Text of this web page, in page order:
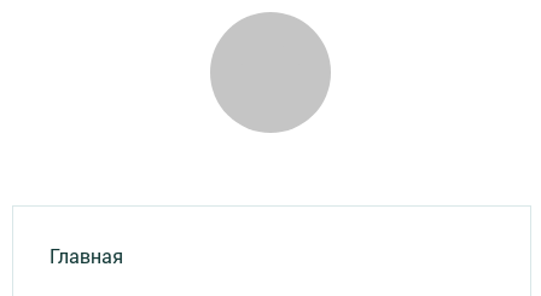
Главная